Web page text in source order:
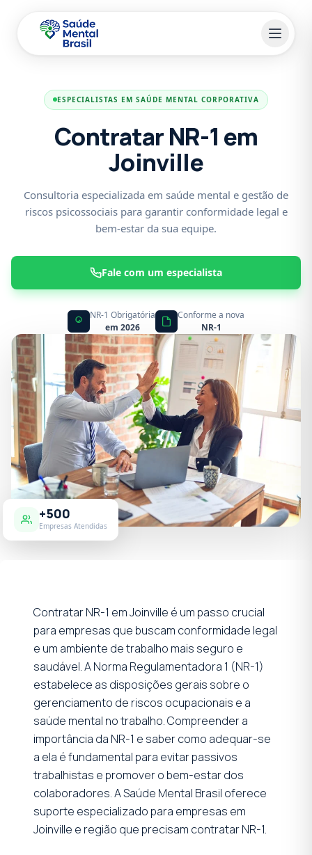
ESPECIALISTAS EM SAÚDE MENTAL CORPORATIVA
Contratar NR-1 em
Joinville
Consultoria especializada em saúde mental e gestão de
riscos psicossociais para garantir conformidade legal e
bem-estar da sua equipe.
Fale com um especialista
NR-1 Obrigatória
em 2026
Conforme a nova
NR-1
+500
Empresas Atendidas
Contratar NR-1 em Joinville é um passo crucial
para empresas que buscam conformidade legal
e um ambiente de trabalho mais seguro e
saudável. A Norma Regulamentadora 1 (NR-1)
estabelece as disposições gerais sobre o
gerenciamento de riscos ocupacionais e a
saúde mental no trabalho. Compreender a
importância da NR-1 e saber como adequar-se
a ela é fundamental para evitar passivos
trabalhistas e promover o bem-estar dos
colaboradores. A Saúde Mental Brasil oferece
suporte especializado para empresas em
Joinville e região que precisam contratar NR-1.